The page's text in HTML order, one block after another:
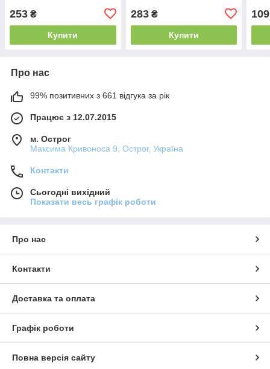
253 ₴
Купити
283₴
Купити
109
Про нас
99% позитивних з 661 відгука за рік
Працює з 12.07.2015
м. Острог
Максима Кривоноса 9, Острог, Україна
Контакти
Сьогодні вихідний
Показати весь графік роботи
Про нас
Контакти
Доставка та оплата
Графік роботи
Повна версія сайту